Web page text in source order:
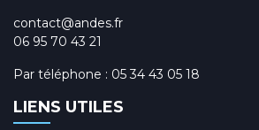
contact@andes.fr
06 95 70 43 21
Par téléphone : 05 34 43 05 18
LIENS UTILES